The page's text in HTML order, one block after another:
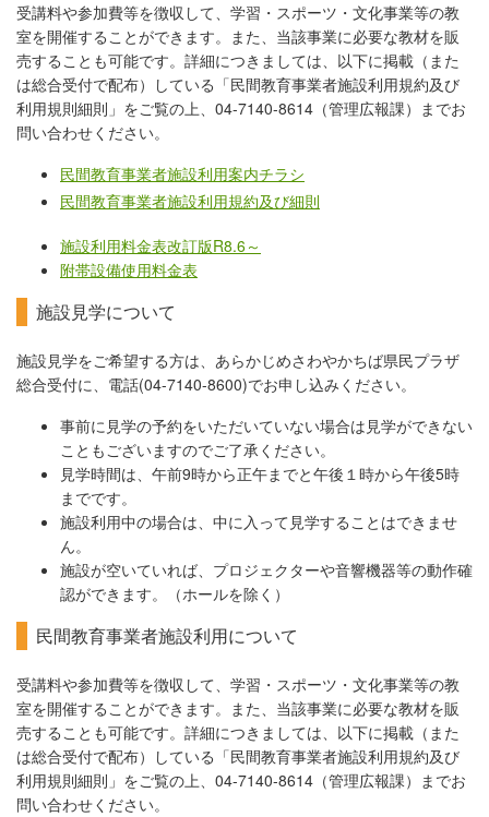
受講料や参加費等を徴収して、学習・スポーツ・文化事業等の教
室を開催することができます。また、当該事業に必要な教材を販
売することも可能です。詳細につきましては、以下に掲載（また
は総合受付で配布）している「民間教育事業者施設利用規約及び
利用規則細則」をご覧の上、04-7140-8614（管理広報課）までお
問い合わせください。
民間教育事業者施設利用案内チラシ
民間教育事業者施設利用規約及び細則
施設利用料金表改訂版R8.6～
附帯設備使用料金表
施設見学について
施設見学をご希望する方は、あらかじめさわやかちば県民プラザ
総合受付に、電話(04-7140-8600)でお申し込みください。
事前に見学の予約をいただいていない場合は見学ができない
こともございますのでご了承ください。
見学時間は、午前9時から正午までと午後１時から午後5時
までです。
施設利用中の場合は、中に入って見学することはできませ
ん。
施設が空いていれば、プロジェクターや音響機器等の動作確
認ができます。（ホールを除く）
民間教育事業者施設利用について
受講料や参加費等を徴収して、学習・スポーツ・文化事業等の教
室を開催することができます。また、当該事業に必要な教材を販
売することも可能です。詳細につきましては、以下に掲載（また
は総合受付で配布）している「民間教育事業者施設利用規約及び
利用規則細則」をご覧の上、04-7140-8614（管理広報課）までお
問い合わせください。